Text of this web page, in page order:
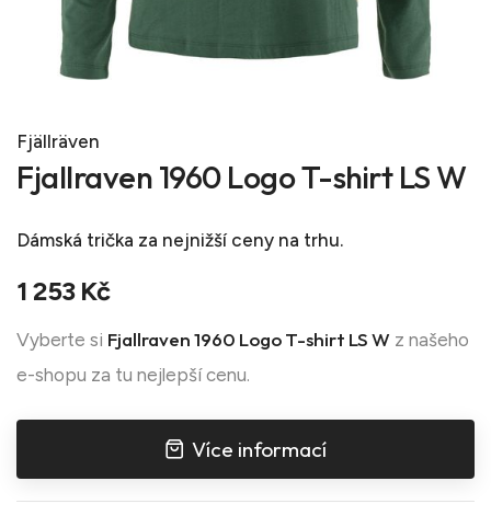
Fjällräven
Fjallraven 1960 Logo T-shirt LS W
Dámská trička za nejnižší ceny na trhu.
1 253 Kč
Vyberte si Fjallraven 1960 Logo T-shirt LS W z našeho
e-shopu za tu nejlepší cenu.
Více informací